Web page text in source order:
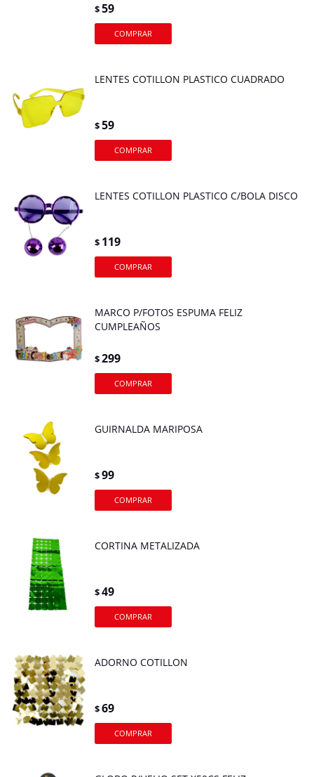
$59
LENTES COTILLON PLASTICO CUADRADO
$59
LENTES COTILLON PLASTICO C/BOLA DISCO
$ 119
MARCO P/FOTOS ESPUMA FELIZ
CUMPLEAÑOS
$299
GUIRNALDA MARIPOSA
$99
CORTINA METALIZADA
$49
ADORNO COTILLON
$69